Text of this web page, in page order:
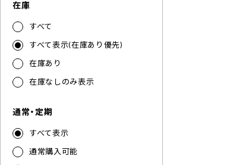
在庫
すべて
すべて表示(在庫あり優先)
在庫あり
在庫なしのみ表示
通常・定期
すべて表示
通常購入可能